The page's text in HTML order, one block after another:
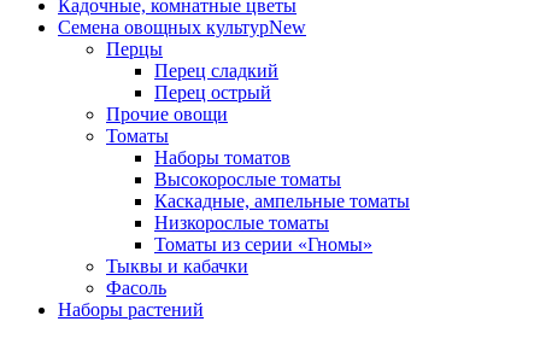
Кадочные, комнатные цветы
Семена овощных культурNew
Перцы
Перец сладкий
Перец острый
Прочие овощи
Томаты
Наборы томатов
Высокорослые томаты
Каскадные, ампельные томаты
Низкорослые томаты
Томаты из серии «Гномы»
Тыквы и кабачки
Фасоль
Наборы растений